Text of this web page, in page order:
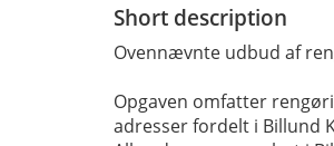
Short description
Ovennævnte udbud af
Opgaven omfatter
adresser fordelt i Billund